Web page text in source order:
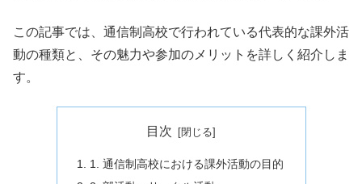
この記事では、通信制高校で行われている代表的な課外活
動の種類と、その魅力や参加のメリットを詳しく紹介しま
す。
目次
1. 通信制高校における課外活動の目的